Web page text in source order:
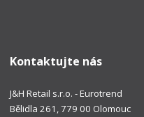
Kontaktujte nás
J&H Retail s.r.o. - Eurotrend
Bělidla 261, 779 00 Olomouc